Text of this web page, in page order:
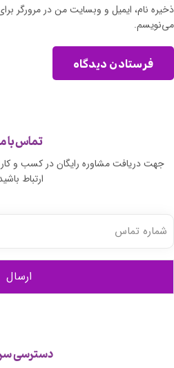
ذخیره نام، ایمیل و وبسایت من در مرورگر
می‌نویسم.
فرستادن دیدگاه
تماس با
جهت دریافت مشاوره رایگان در کسب و کار
ارتباط
دسترسی